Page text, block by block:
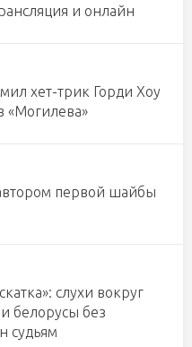
и онлайн
хет-трик Горди Хоу
«Могилева»
первой шайбы
слухи вокруг
белорусы без
судьям